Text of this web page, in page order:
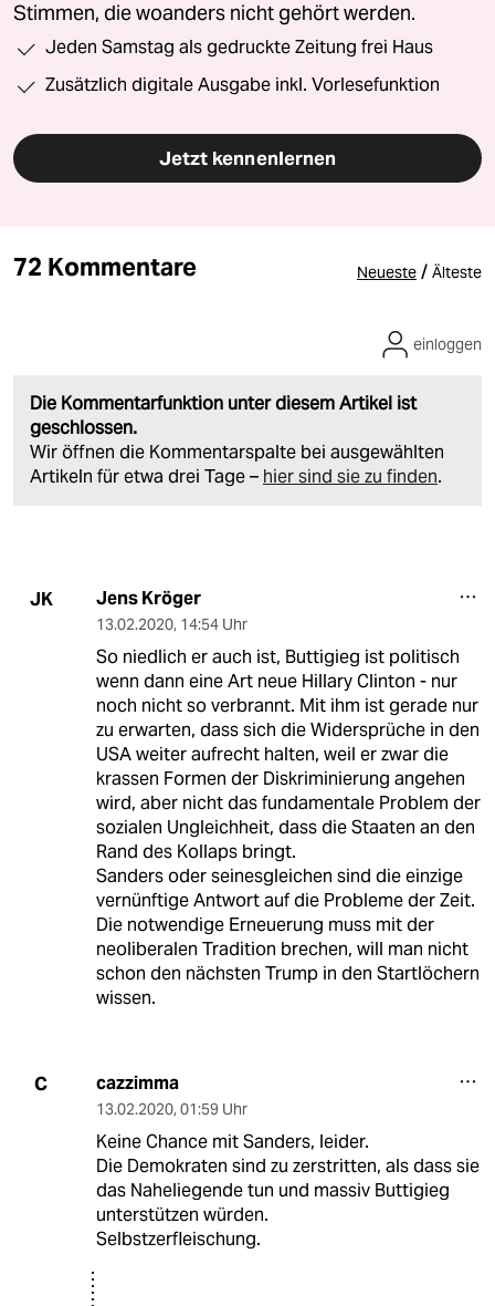
Stimmen, die woanders nicht gehört werden.
Jeden Samstag als gedruckte Zeitung frei Haus
Zusätzlich digitale Ausgabe inkl. Vorlesefunktion
Jetzt kennenlernen
72 Kommentare Neueste / Älteste
Die Kommentarfunktion unter diesem Artikel ist
geschlossen.
Wir öffnen die Kommentarspalte bei ausgewählten
Artikeln für etwa drei Tage – hier sind sie zu finden.
einloggen
JK Jens Kröger
13.02.2020, 14:54 Uhr
So niedlich er auch ist, Buttigieg ist politisch
wenn dann eine Art neue Hillary Clinton - nur
noch nicht so verbrannt. Mit ihm ist gerade nur
zu erwarten, dass sich die Widersprüche in den
USA weiter aufrecht halten, weil er zwar die
krassen Formen der Diskriminierung angehen
wird, aber nicht das fundamentale Problem der
sozialen Ungleichheit, dass die Staaten an den
Rand des Kollaps bringt.
Sanders oder seinesgleichen sind die einzige
vernünftige Antwort auf die Probleme der Zeit.
Die notwendige Erneuerung muss mit der
neoliberalen Tradition brechen, will man nicht
schon den nächsten Trump in den Startlöchern
wissen.
C cazzimma
13.02.2020, 01:59 Uhr
Keine Chance mit Sanders, leider.
Die Demokraten sind zu zerstritten, als dass sie
das Naheliegende tun und massiv Buttigieg
unterstützen würden.
Selbstzerfleischung.